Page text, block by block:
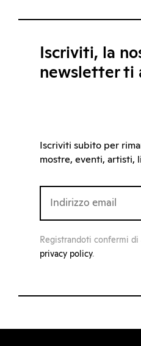
Iscriviti, la
newsletter ti
Iscriviti subito per
mostre, eventi, artisti,
Registrandoti confermi di
privacy policy.